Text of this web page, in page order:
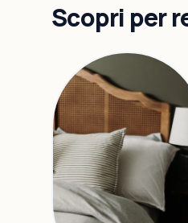
Scopri per